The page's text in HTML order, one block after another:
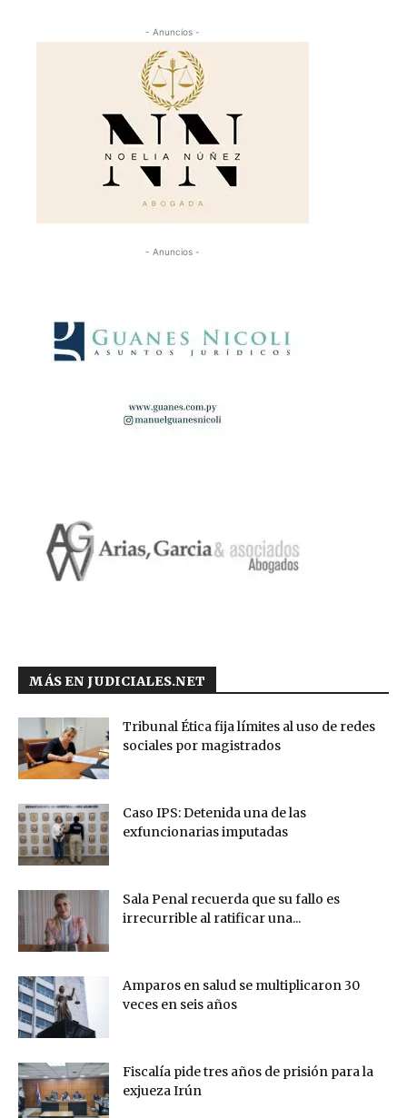
- Anuncios -
- Anuncios -
MÁS EN JUDICIALES.NET
Tribunal Ética fija límites al uso de redes
sociales por magistrados
Caso IPS: Detenida una de las
exfuncionarias imputadas
Sala Penal recuerda que su fallo es
irrecurrible al ratificar una...
Amparos en salud se multiplicaron 30
veces en seis años
Fiscalía pide tres años de prisión para la
exjueza Irún